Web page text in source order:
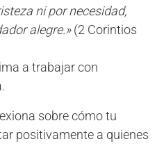
ni por necesidad,
alegre.»(2 Corintios
a trabajar con
sobre cómo tu
positivamente a quienes